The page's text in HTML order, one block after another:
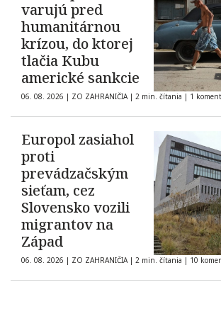
varujú pred
humanitárnou
krízou, do ktorej
tlačia Kubu
americké sankcie
06. 08. 2026 | ZO ZAHRANIČIA | 2 min. čítania | 1
Europol zasiahol
proti
prevádzačským
sieťam, cez
Slovensko vozili
migrantov na
Západ
06. 08. 2026 | ZO ZAHRANIČIA | 2 min. čítania | 10